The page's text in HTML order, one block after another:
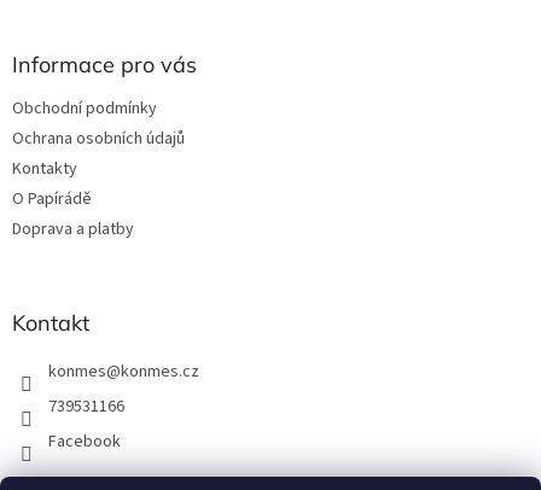
Informace pro vás
Obchodní podmínky
Ochrana osobních údajů
Kontakty
O Papírádě
Doprava a platby
Kontakt
konmes@konmes.cz
739531166
Facebook